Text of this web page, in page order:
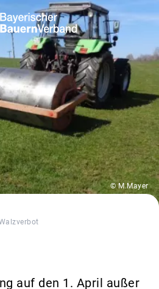
© M.Mayer
auf den 1. April außer